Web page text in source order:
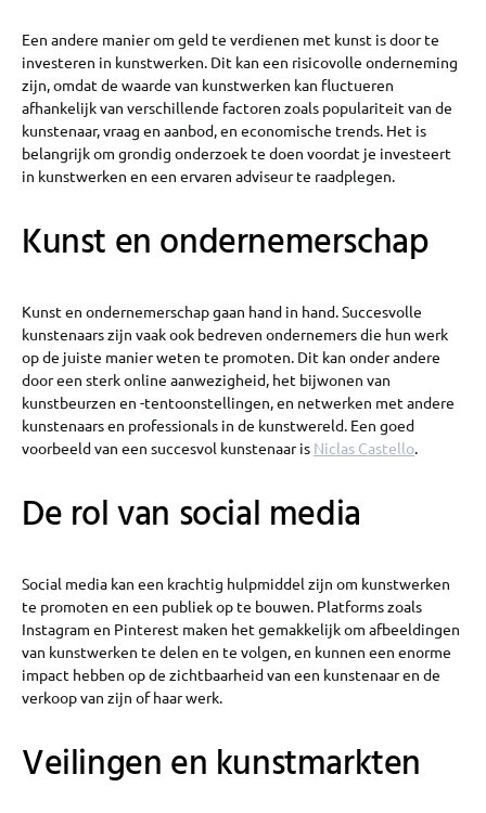
Een andere manier om geld te verdienen met kunst is door te
investeren in kunstwerken. Dit kan een risicovolle onderneming
zijn, omdat de waarde van kunstwerken kan fluctueren
afhankelijk van verschillende factoren zoals populariteit van de
kunstenaar, vraag en aanbod, en economische trends. Het is
belangrijk om grondig onderzoek te doen voordat je investeert
in kunstwerken en een ervaren adviseur te raadplegen.
Kunst en ondernemerschap
Kunst en ondernemerschap gaan hand in hand. Succesvolle
kunstenaars zijn vaak ook bedreven ondernemers die hun werk
op de juiste manier weten te promoten. Dit kan onder andere
door een sterk online aanwezigheid, het bijwonen van
kunstbeurzen en -tentoonstellingen, en netwerken met andere
kunstenaars en professionals in de kunstwereld. Een goed
voorbeeld van een succesvol kunstenaar is Niclas Castello.
De rol van social media
Social media kan een krachtig hulpmiddel zijn om kunstwerken
te promoten en een publiek op te bouwen. Platforms zoals
Instagram en Pinterest maken het gemakkelijk om afbeeldingen
van kunstwerken te delen en te volgen, en kunnen een enorme
impact hebben op de zichtbaarheid van een kunstenaar en de
verkoop van zijn of haar werk.
Veilingen en kunstmarkten